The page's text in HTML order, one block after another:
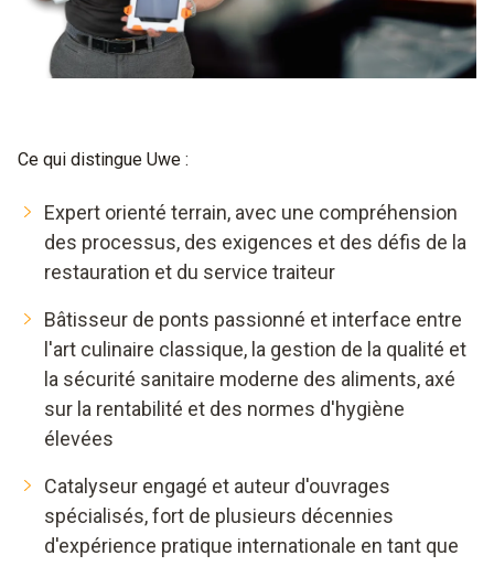
Ce qui distingue Uwe :
Expert orienté terrain, avec une compréhension
des processus, des exigences et des défis de la
restauration et du service traiteur
Bâtisseur de ponts passionné et interface entre
l'art culinaire classique, la gestion de la qualité et
la sécurité sanitaire moderne des aliments, axé
sur la rentabilité et des normes d'hygiène
élevées
Catalyseur engagé et auteur d'ouvrages
spécialisés, fort de plusieurs décennies
d'expérience pratique internationale en tant que